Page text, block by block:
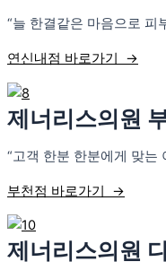
“늘 한결같은 마음으로 피
연신내점 바로가기 →
제너리스의원
“고객 한분 한분에게 맞는
부천점 바로가기 →
제너리스의원